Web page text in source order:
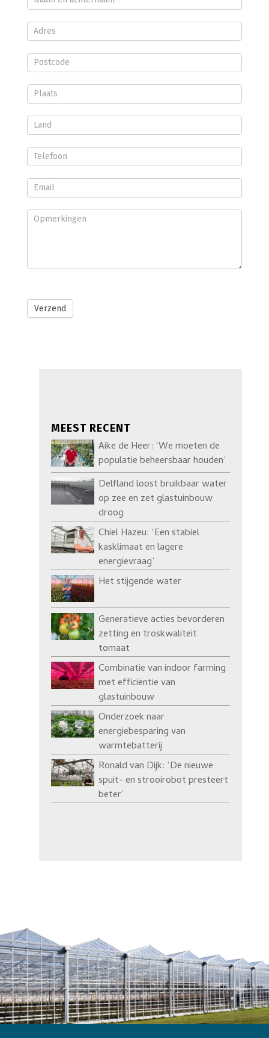
Verzend
MEEST RECENT
Aike de Heer: ‘We moeten de
populatie beheersbaar houden’
Delfland loost bruikbaar water
op zee en zet glastuinbouw
droog
Chiel Hazeu: ‘Een stabiel
kasklimaat en lagere
energievraag’
Het stijgende water
Generatieve acties bevorderen
zetting en troskwaliteit
tomaat
Combinatie van indoor farming
met efficiëntie van
glastuinbouw
Onderzoek naar
energiebesparing van
warmtebatterij
Ronald van Dijk: ‘De nieuwe
spuit- en strooirobot presteert
beter’